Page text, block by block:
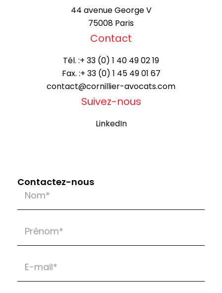
44 avenue George V
75008 Paris
Contact
Tél. :+ 33 (0) 1 40 49 02 19
Fax. :+ 33 (0) 1 45 49 01 67
contact@cornillier-avocats.com
Suivez-nous
LinkedIn
Contactez-nous